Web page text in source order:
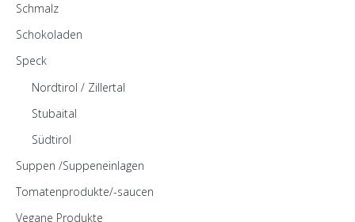
Schmalz
Schokoladen
Speck
Nordtirol / Zillertal
Stubaital
Südtirol
Suppen /Suppeneinlagen
Tomatenprodukte/-saucen
Vegane Produkte